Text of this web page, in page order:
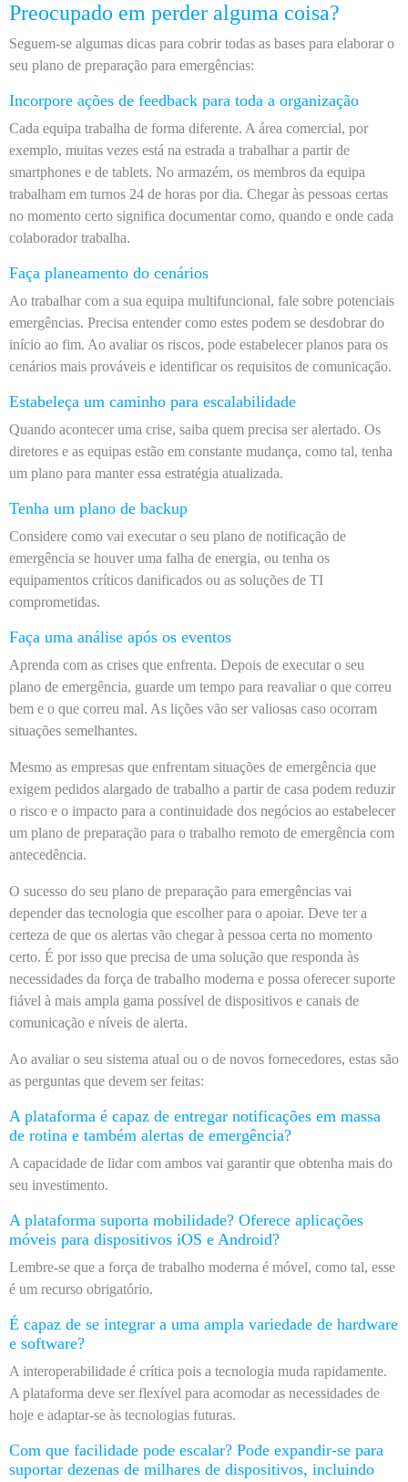
Preocupado em perder alguma coisa?
Seguem-se algumas dicas para cobrir todas as bases para elaborar o
seu plano de preparação para emergências:
Incorpore ações de feedback para toda a organização
Cada equipa trabalha de forma diferente. A área comercial, por
exemplo, muitas vezes está na estrada a trabalhar a partir de
smartphones e de tablets. No armazém, os membros da equipa
trabalham em turnos 24 de horas por dia. Chegar às pessoas certas
no momento certo significa documentar como, quando e onde cada
colaborador trabalha.
Faça planeamento do cenários
Ao trabalhar com a sua equipa multifuncional, fale sobre potenciais
emergências. Precisa entender como estes podem se desdobrar do
início ao fim. Ao avaliar os riscos, pode estabelecer planos para os
cenários mais prováveis ​​e identificar os requisitos de comunicação.
Estabeleça um caminho para escalabilidade
Quando acontecer uma crise, saiba quem precisa ser alertado. Os
diretores e as equipas estão em constante mudança, como tal, tenha
um plano para manter essa estratégia atualizada.
Tenha um plano de backup
Considere como vai executar o seu plano de notificação de
emergência se houver uma falha de energia, ou tenha os
equipamentos críticos danificados ou as soluções de TI
comprometidas.
Faça uma análise após os eventos
Aprenda com as crises que enfrenta. Depois de executar o seu
plano de emergência, guarde um tempo para reavaliar o que correu
bem e o que correu mal. As lições vão ser valiosas caso ocorram
situações semelhantes.
Mesmo as empresas que enfrentam situações de emergência que
exigem pedidos alargado de trabalho a partir de casa podem reduzir
o risco e o impacto para a continuidade dos negócios ao estabelecer
um plano de preparação para o trabalho remoto de emergência com
antecedência.
O sucesso do seu plano de preparação para emergências vai
depender das tecnologia que escolher para o apoiar. Deve ter a
certeza de que os alertas vão chegar à pessoa certa no momento
certo. É por isso que precisa de uma solução que responda às
necessidades da força de trabalho moderna e possa oferecer suporte
fiável à mais ampla gama possível de dispositivos e canais de
comunicação e níveis de alerta.
Ao avaliar o seu sistema atual ou o de novos fornecedores, estas são
as perguntas que devem ser feitas:
A plataforma é capaz de entregar notificações em massa
de rotina e também alertas de emergência?
A capacidade de lidar com ambos vai garantir que obtenha mais do
seu investimento.
A plataforma suporta mobilidade? Oferece aplicações
móveis para dispositivos iOS e Android?
Lembre-se que a força de trabalho moderna é móvel, como tal, esse
é um recurso obrigatório.
É capaz de se integrar a uma ampla variedade de hardware
e software?
A interoperabilidade é crítica pois a tecnologia muda rapidamente.
A plataforma deve ser flexível para acomodar as necessidades de
hoje e adaptar-se às tecnologias futuras.
Com que facilidade pode escalar? Pode expandir-se para
suportar dezenas de milhares de dispositivos, incluindo